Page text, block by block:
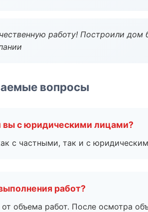
работу! Построили дом
вопросы
вы с юридическими лицами?
с частными, так и с
работ?
объема работ. После осмотра